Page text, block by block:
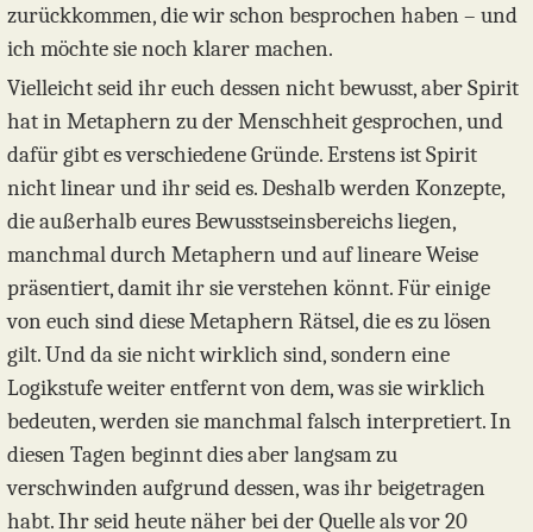
zurückkommen, die wir schon besprochen haben – und
ich möchte sie noch klarer machen.
Vielleicht seid ihr euch dessen nicht bewusst, aber Spirit
hat in Metaphern zu der Menschheit gesprochen, und
dafür gibt es verschiedene Gründe. Erstens ist Spirit
nicht linear und ihr seid es. Deshalb werden Konzepte,
die außerhalb eures Bewusstseinsbereichs liegen,
manchmal durch Metaphern und auf lineare Weise
präsentiert, damit ihr sie verstehen könnt. Für einige
von euch sind diese Metaphern Rätsel, die es zu lösen
gilt. Und da sie nicht wirklich sind, sondern eine
Logikstufe weiter entfernt von dem, was sie wirklich
bedeuten, werden sie manchmal falsch interpretiert. In
diesen Tagen beginnt dies aber langsam zu
verschwinden aufgrund dessen, was ihr beigetragen
habt. Ihr seid heute näher bei der Quelle als vor 20